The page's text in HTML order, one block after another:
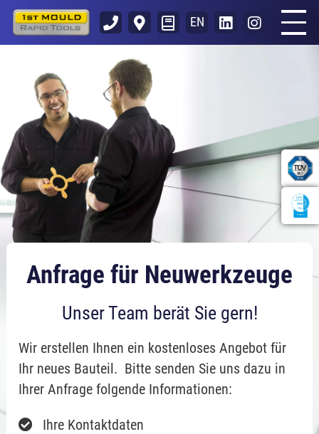
EN
Anfrage für Neuwerkzeuge
Unser Team berät Sie gern!
Wir erstellen Ihnen ein kostenloses Angebot für
Ihr neues Bauteil. Bitte senden Sie uns dazu in
Ihrer Anfrage folgende Informationen:
Ihre Kontaktdaten